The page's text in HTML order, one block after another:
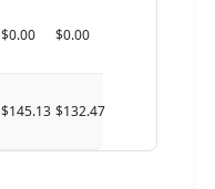
$0.00 $0.00
$145.13 $132.47